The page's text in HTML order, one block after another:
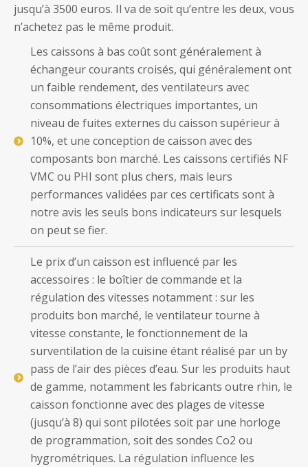
jusqu’à 3500 euros. Il va de soit qu’entre les deux, vous
n’achetez pas le même produit.
Les caissons à bas coût sont généralement à
échangeur courants croisés, qui généralement ont
un faible rendement, des ventilateurs avec
consommations électriques importantes, un
niveau de fuites externes du caisson supérieur à
10%, et une conception de caisson avec des
composants bon marché. Les caissons certifiés NF
VMC ou PHI sont plus chers, mais leurs
performances validées par ces certificats sont à
notre avis les seuls bons indicateurs sur lesquels
on peut se fier.
Le prix d’un caisson est influencé par les
accessoires : le boîtier de commande et la
régulation des vitesses notamment : sur les
produits bon marché, le ventilateur tourne à
vitesse constante, le fonctionnement de la
surventilation de la cuisine étant réalisé par un by
pass de l’air des pièces d’eau. Sur les produits haut
de gamme, notamment les fabricants outre rhin, le
caisson fonctionne avec des plages de vitesse
(jusqu’à 8) qui sont pilotées soit par une horloge
de programmation, soit des sondes Co2 ou
hygrométriques. La régulation influence les